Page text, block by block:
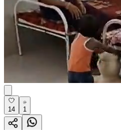
14 1